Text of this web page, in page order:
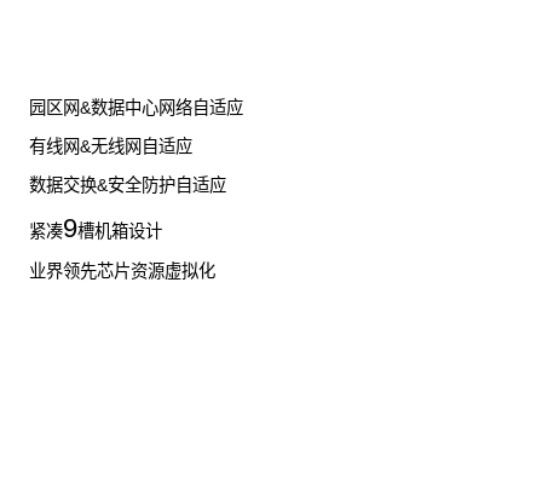
园区网&数据中心网络自适应
有线网&无线网自适应
数据交换&安全防护自适应
紧凑9槽机箱设计
业界领先芯片资源虚拟化